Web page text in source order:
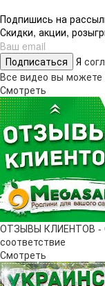
Подпишись на
Скидки, акции,
Подписаться Я
Все видео вы можете
Смотреть
ОТЗЫВЫ КЛИЕНТОВ -
соответствие
Смотреть